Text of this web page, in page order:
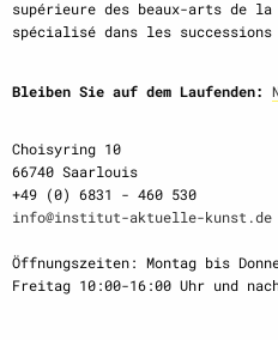
supérieure des beaux-arts de
spécialisé dans les
Bleiben Sie auf dem Laufenden:
Choisyring 10
66740 Saarlouis
+49 (0) 6831 - 460 530
info@institut-aktuelle-kunst.de
Öffnungszeiten: Montag bis
Freitag 10:00-16:00 Uhr und